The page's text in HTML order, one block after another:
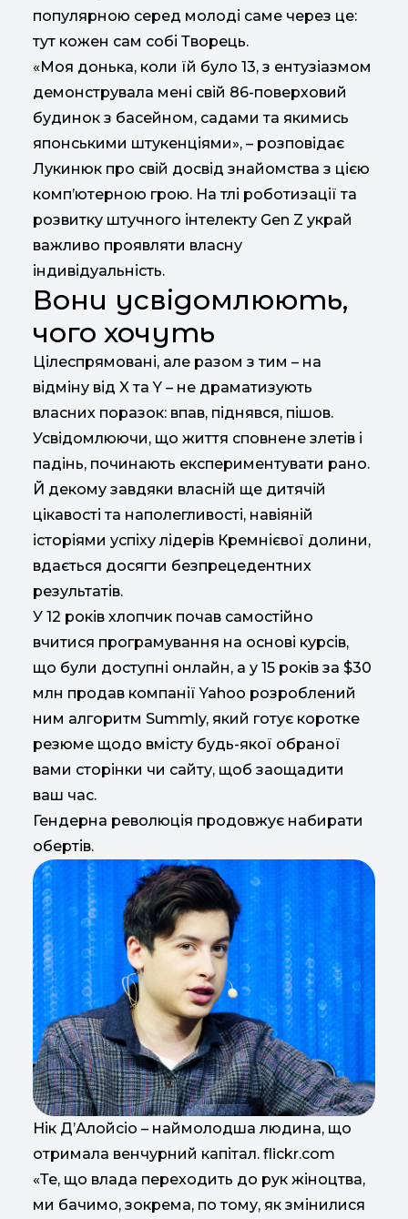
популярною серед молоді саме через це:
тут кожен сам собі Творець.
«Моя донька, коли їй було 13, з ентузіазмом
демонструвала мені свій 86-поверховий
будинок з басейном, садами та якимись
японськими штукенціями», – розповідає
Лукинюк про свій досвід знайомства з цією
комп’ютерною грою. На тлі роботизації та
розвитку штучного інтелекту Gen Z украй
важливо проявляти власну
індивідуальність.
Вони усвідомлюють,
чого хочуть
Цілеспрямовані, але разом з тим – на
відміну від X та Y – не драматизують
власних поразок: впав, піднявся, пішов.
Усвідомлюючи, що життя сповнене злетів і
падінь, починають експериментувати рано.
Й декому завдяки власній ще дитячій
цікавості та наполегливості, навіяній
історіями успіху лідерів Кремнієвої долини,
вдається досягти безпрецедентних
результатів.
У 12 років хлопчик почав самостійно
вчитися програмування на основі курсів,
що були доступні онлайн, а у 15 років за $30
млн продав компанії Yahoo розроблений
ним алгоритм Summly, який готує коротке
резюме щодо вмісту будь-якої обраної
вами сторінки чи сайту, щоб заощадити
ваш час.
Гендерна революція продовжує набирати
обертів.
Нік Д’Алойсіо – наймолодша людина, що
отримала венчурний капітал. flickr.com
«Те, що влада переходить до рук жіноцтва,
ми бачимо, зокрема, по тому, як змінилися